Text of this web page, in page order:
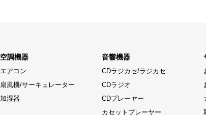
空調機器
エアコン
扇風機/サーキュレーター
加湿器
音響機器
CDラジカセ/ラジカセ
CDラジオ
CDプレーヤー
カセットプレーヤー